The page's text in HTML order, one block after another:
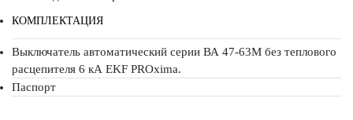
КОМПЛЕКТАЦИЯ
Выключатель автоматический серии ВА 47-63М без теплового
расцепителя 6 кА EKF PROxima.
Паспорт